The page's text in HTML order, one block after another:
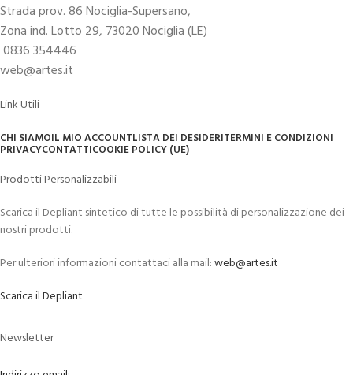
Strada prov. 86 Nociglia-Supersano,
Zona ind. Lotto 29, 73020 Nociglia (LE)
0836 354446
web@artes.it
Link Utili
CHI SIAMOIL MIO ACCOUNTLISTA DEI DESIDERITERMINI E CONDIZIONI
PRIVACYCONTATTICOOKIE POLICY (UE)
Prodotti Personalizzabili
Scarica il Depliant sintetico di tutte le possibilità di personalizzazione dei
nostri prodotti.
Per ulteriori informazioni contattaci alla mail:web@artes.it
Scarica il Depliant
Newsletter